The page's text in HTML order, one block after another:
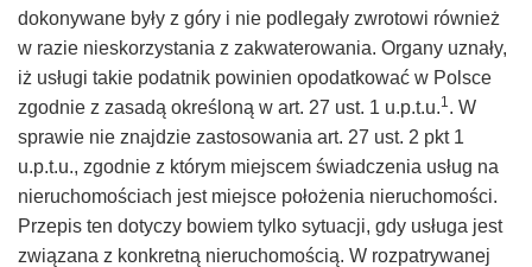
dokonywane były z góry i nie podlegały zwrotowi również
w razie nieskorzystania z zakwaterowania. Organy uznały,
iż usługi takie podatnik powinien opodatkować w Polsce
zgodnie z zasadą określoną w art. 27 ust. 1 u.p.t.u.1. W
sprawie nie znajdzie zastosowania art. 27 ust. 2 pkt 1
u.p.t.u., zgodnie z którym miejscem świadczenia usług na
nieruchomościach jest miejsce położenia nieruchomości.
Przepis ten dotyczy bowiem tylko sytuacji, gdy usługa jest
związana z konkretną nieruchomością. W rozpatrywanej